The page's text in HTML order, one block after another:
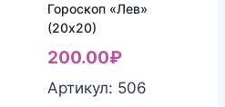
Гороскоп «Лев»
(20х20)
200.00₽
Артикул: 506